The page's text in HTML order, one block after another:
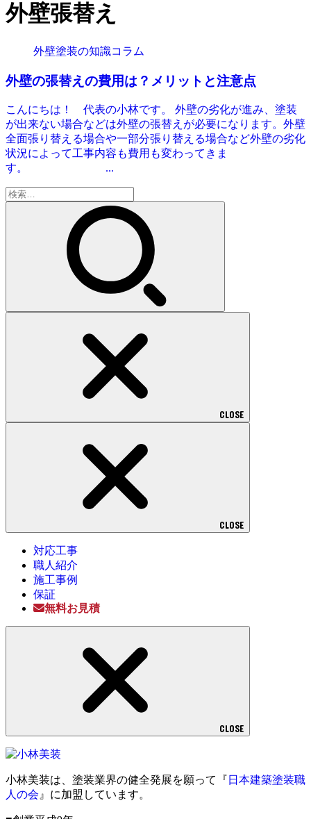
外壁張替え
外壁塗装の知識コラム
外壁の張替えの費用は？メリットと注意点
こんにちは！ 代表の小林です。 外壁の劣化が進み、塗装
が出来ない場合などは外壁の張替えが必要になります。外壁
全面張り替える場合や一部分張り替える場合など外壁の劣化
状況によって工事内容も費用も変わってきま
す。 ...
検
索:
CLOSE
CLOSE
対応工事
職人紹介
施工事例
保証
無料お見積
CLOSE
小林美装は、塗装業界の健全発展を願って『 日本建築塗装職
人の会 』に加盟しています。